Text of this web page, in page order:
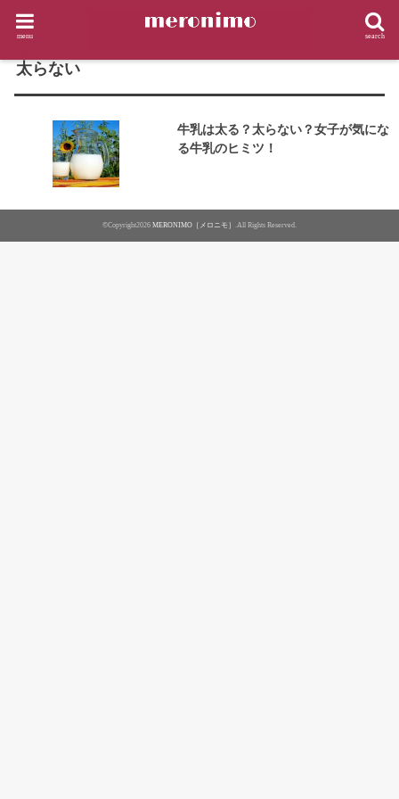
search
menu
HOME
太らない
牛乳は太る？太らない？女子が気にな
る牛乳のヒミツ！
©Copyright2026 MERONIMO［メロニモ］ .All Rights Reserved.